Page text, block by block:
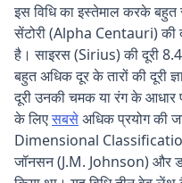
इस विधि का इस्तेमाल करके बहुत
सेंटोरी (Alpha Centauri) की
है। साइरस (Sirius) की दूरी
बहुत अधिक दूर के तारों की दूरी
दूरी उनकी चमक या रंग के आधार
के लिएसबसेअधिक प्रयोग की
Dimensional
जॉनसन (J.M. Johnson) और